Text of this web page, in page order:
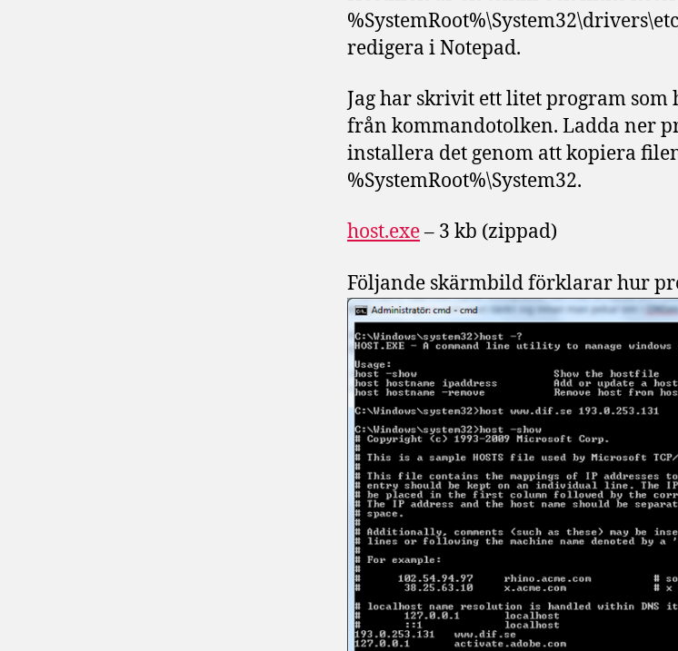
redigera i Notepad.
Jag har skrivit ett litet program
från kommandotolken. Ladda ner
installera det genom att kopiera
%SystemRoot%\System32.
host.exe– 3 kb (zippad)
Följande skärmbild förklarar hur